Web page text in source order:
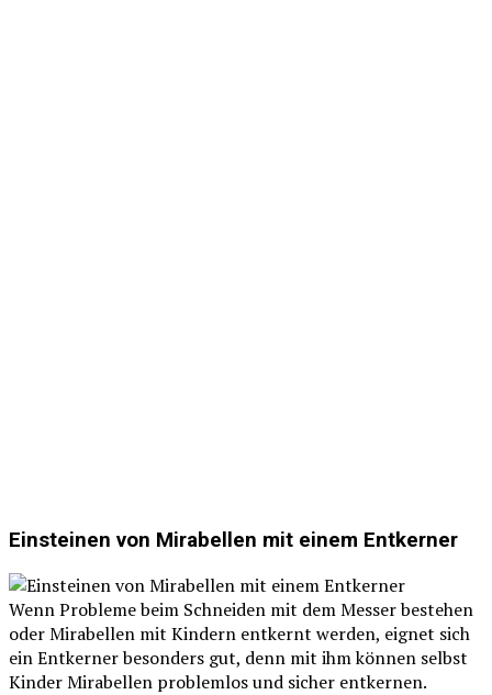
Einsteinen von Mirabellen mit einem Entkerner
Wenn Probleme beim Schneiden mit dem Messer bestehen
oder Mirabellen mit Kindern entkernt werden, eignet sich
ein Entkerner besonders gut, denn mit ihm können selbst
Kinder Mirabellen problemlos und sicher entkernen.